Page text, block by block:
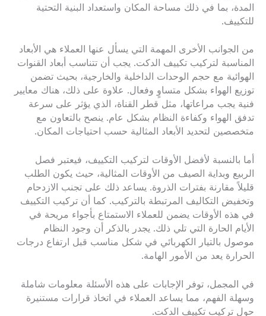
المدة، بما في ذلك مساحة المكان واستعداد البنية التحتية
للتكييف.
من الجوانب الأخرى المهمة التي يسأل عنها العملاء هي الأبعاد
المناسبة لتركيب تكييف الدكت. يجب أن تتناسب أبعاد القنوات
الهوائية مع حجم الوحدات الداخلية والخارجية، بحيث تضمن
توزيع الهواء بشكل متساوٍ وفعال. علاوة على ذلك، هناك معايير
فنية يجب مراعاتها، مثل قطر القناة، الذي يؤثر على سرعة
تدفق الهواء وكفاءة النظام بشكل عام. ينصح بالتعاون مع
متخصصين لتحديد الأبعاد المثالية حسب احتياجات المكان.
أما بالنسبة لأفضل الأوقات لتركيب التكييف، فيعتبر فصل
الربيع وبداية الصيف من الأوقات المثالية، حيث يكون الطلب
قليلاً مقارنة بفترات الذروة. يساعد ذلك على تجنب الازدحام
وتخفيض التكاليف المرتبطة بالتركيب. كما أن تركيب التكييف
في هذه الأوقات يضمن للعملاء الاستمتاع بأجواء مريحة في
الأيام الحارة التي تلي ذلك. يجدر بالذكر أن وجود النظام
موصول بالتيار الكهربائي في شكل مناسب قبل ارتفاع درجات
الحرارة يعد من الأمور الهامة.
في المجمل، توفر الإجابات على هذه الأسئلة معلومات شاملة
وسهلة الفهم، مما يساعد العملاء في اتخاذ قرارات مستنيرة
حول تركيب تكييف الدكت.